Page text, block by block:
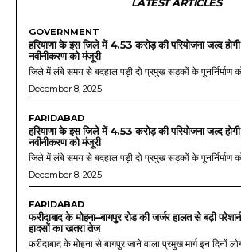
LATEST ARTICLES
GOVERNMENT
हरियाणा के इस जिले में 4.53 करोड़ की परियोजना जल्द
नवीनीकरण को मंजूरी
जिले में लंबे समय से बदहाल पड़ी दो प्रमुख सड़कों के पुनर्निर्माण
December 8, 2025
FARIDABAD
हरियाणा के इस जिले में 4.53 करोड़ की परियोजना जल्द
नवीनीकरण को मंजूरी
जिले में लंबे समय से बदहाल पड़ी दो प्रमुख सड़कों के पुनर्निर्माण
December 8, 2025
FARIDABAD
फरीदाबाद के मोहना–बागपुर रोड की जर्जर हालत से बढ़ी
हादसों का खतरा तेज
फरीदाबाद के मोहना से बागपुर जाने वाला प्रमुख मार्ग इन दिनों